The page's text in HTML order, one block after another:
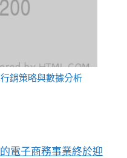
銷策略與數據分析
電子商務事業終於迎